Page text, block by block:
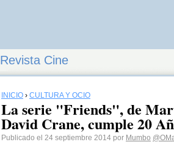
Revista Cine
INICIO › CULTURA Y OCIO
La serie "Friends", de
David Crane, cumple 20
Publicado el 24 septiembre 2014 por Mumbo